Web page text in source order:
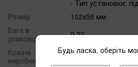
- Тип установки:
Розмір
102х58 мм
Вага в
упаковці, кг
0.22
Країна
виробник
Франція
Будь ласка, оберіть